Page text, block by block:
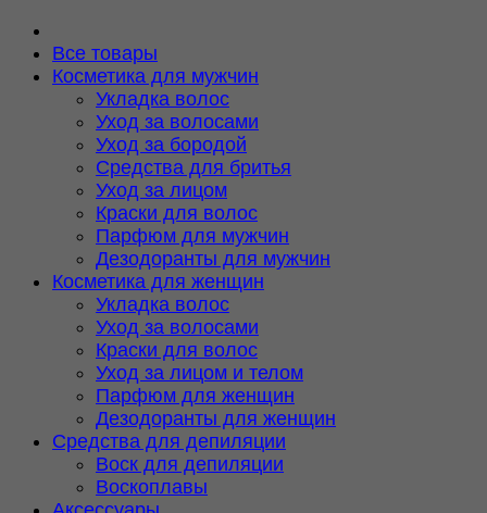
Все товары
Косметика для мужчин
Укладка волос
Уход за волосами
Уход за бородой
Средства для бритья
Уход за лицом
Краски для волос
Парфюм для мужчин
Дезодоранты для мужчин
Косметика для женщин
Укладка волос
Уход за волосами
Краски для волос
Уход за лицом и телом
Парфюм для женщин
Дезодоранты для женщин
Средства для депиляции
Воск для депиляции
Воскоплавы